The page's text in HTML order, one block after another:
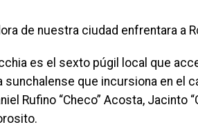
de nuestra ciudad enfrentara a
es el sexto púgil local que
sunchalense que incursiona en el
Rufino “Checo” Acosta, Jacinto